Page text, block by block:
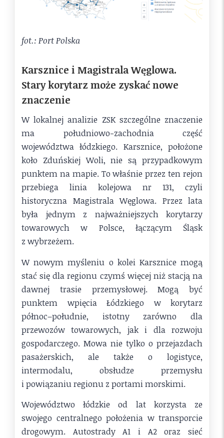
fot.: Port Polska
Karsznice i Magistrala Węglowa.
Stary korytarz może zyskać nowe
znaczenie
W lokalnej analizie ZSK szczególne znaczenie
ma południowo-zachodnia część
województwa łódzkiego. Karsznice, położone
koło Zduńskiej Woli, nie są przypadkowym
punktem na mapie. To właśnie przez ten rejon
przebiega linia kolejowa nr 131, czyli
historyczna Magistrala Węglowa. Przez lata
była jednym z najważniejszych korytarzy
towarowych w Polsce, łączącym Śląsk
z wybrzeżem.
W nowym myśleniu o kolei Karsznice mogą
stać się dla regionu czymś więcej niż stacją na
dawnej trasie przemysłowej. Mogą być
punktem wpięcia Łódzkiego w korytarz
północ–południe, istotny zarówno dla
przewozów towarowych, jak i dla rozwoju
gospodarczego. Mowa nie tylko o przejazdach
pasażerskich, ale także o logistyce,
intermodalu, obsłudze przemysłu
i powiązaniu regionu z portami morskimi.
Województwo łódzkie od lat korzysta ze
swojego centralnego położenia w transporcie
drogowym. Autostrady A1 i A2 oraz sieć